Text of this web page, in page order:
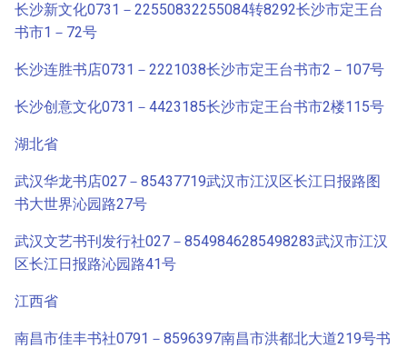
长沙新文化0731－22550832255084转8292长沙市定王台
书市1－72号
长沙连胜书店0731－2221038长沙市定王台书市2－107号
长沙创意文化0731－4423185长沙市定王台书市2楼115号
湖北省
武汉华龙书店027－85437719武汉市江汉区长江日报路图
书大世界沁园路27号
武汉文艺书刊发行社027－8549846285498283武汉市江汉
区长江日报路沁园路41号
江西省
南昌市佳丰书社0791－8596397南昌市洪都北大道219号书